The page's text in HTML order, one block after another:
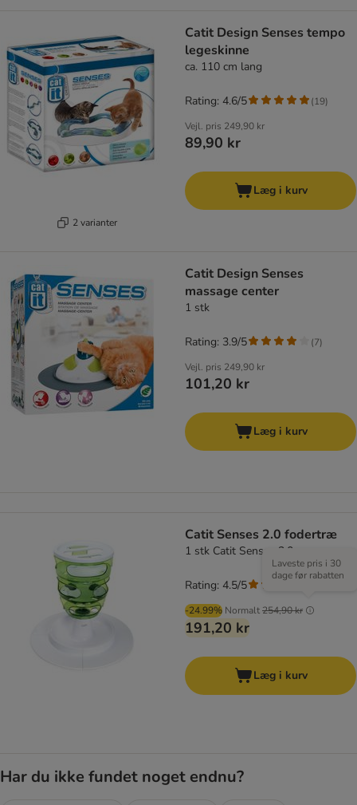
2 varianter
Catit Design Senses tempo
legeskinne
ca. 110 cm lang
Vejl. pris 249,90 kr
89,90 kr
Rating: 4.6/5 (19)
Læg i kurv
Catit Design Senses
massage center
1 stk
Vejl. pris 249,90 kr
101,20 kr
Rating: 3.9/5 (7)
Læg i kurv
Catit Senses 2.0 fodertræ
1 stk Catit Senses 2.0
-24.99% Normalt254,90 kr
Laveste pris i 30
dage før rabatten
191,20 kr
Rating: 4.5/5
Læg i kurv
Har du ikke fundet noget endnu?